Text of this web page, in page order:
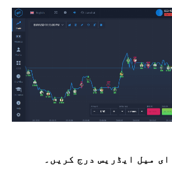
ای میل ایڈریس درج کریں۔